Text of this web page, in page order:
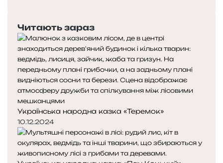
у
к
у
п
и
л
а
»
р
е
д
н
я
с
т
о
р
і
н
к
а
т
у
п
н
а
с
т
о
р
і
н
к
а
Читають зараз
Українська народна казка «Теремок»
10.12.2024